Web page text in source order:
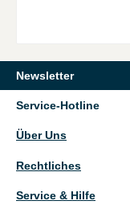
Newsletter
Service-Hotline
Über Uns
Rechtliches
Service & Hilfe